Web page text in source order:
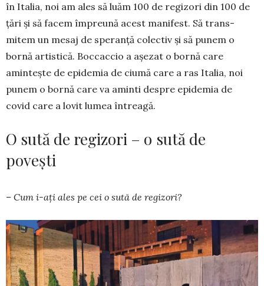
în Italia, noi am ales să luăm 100 de regi­zori din 100 de
țări și să facem împreună acest ma­nifest. Să trans­­
mitem un mesaj de speranță co­lec­tiv și să punem o
bornă artis­tică. Boccaccio a așe­zat o bor­nă care
amintește de epidemia de ciu­mă ca­re a ras Italia, noi
pu­nem o bornă care va amin­ti des­­pre epide­mia de
covid care a lovit lumea întreagă.
O sută de regizori – o sută de
povești
– Cum i-ați ales pe cei o sută de regizori?